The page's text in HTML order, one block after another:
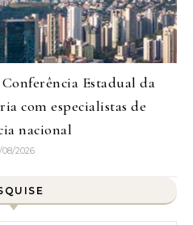
Estadual da
com especialistas de
nacional
08/2026